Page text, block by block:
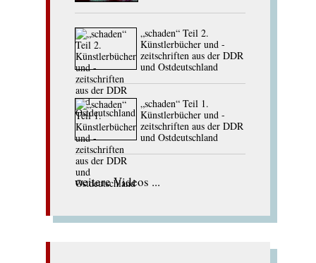
„schaden“ Teil 2.
Künstlerbücher und -
zeitschriften aus der DDR
und Ostdeutschland
„schaden“ Teil 1.
Künstlerbücher und -
zeitschriften aus der DDR
und Ostdeutschland
weitere Videos ...